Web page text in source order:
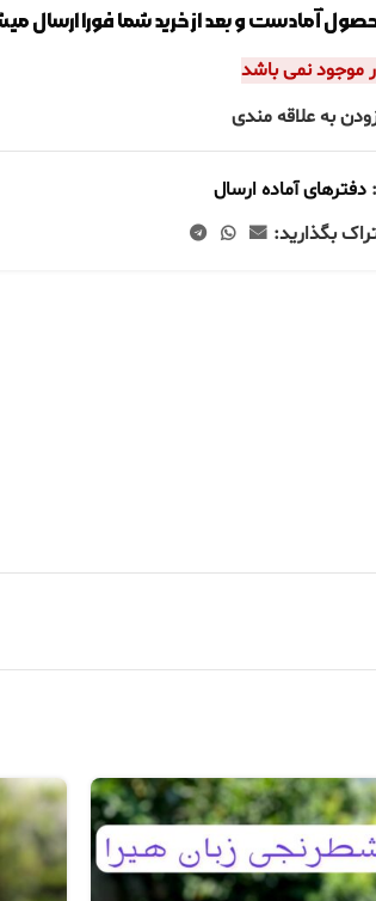
آمادست و بعد از خرید شما فورا ارسال
موجود نمی باشد
به علاقه مندی
دفترهای آماده ارسال
بگذارید: